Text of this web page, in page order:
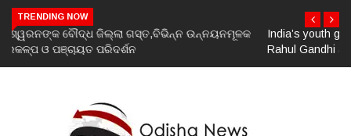
TRENDING NOW
India’s youth greatest strength, potential unmatched globally:
Rahul Gandhi at ‘Chhatron Ki Goonj’ event